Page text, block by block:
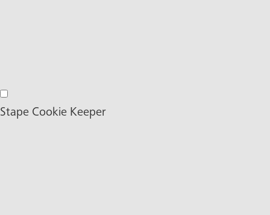
Custom User ID
Stape Cookie Keeper